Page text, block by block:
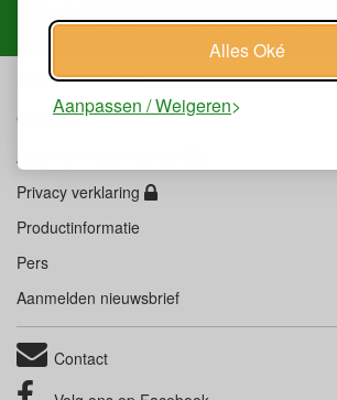
Alles Oké
Aanpassen / Weigeren
Onzemensenhelpen je graag.
Klantenservice
Overige
Algemene Voorwaarden
Privacy verklaring
Productinformatie
Pers
Aanmelden nieuwsbrief
Contact